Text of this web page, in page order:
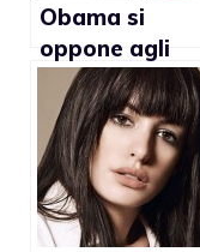
Obama si
oppone agli
sforzi per
negare i diritti
alle coppie gay